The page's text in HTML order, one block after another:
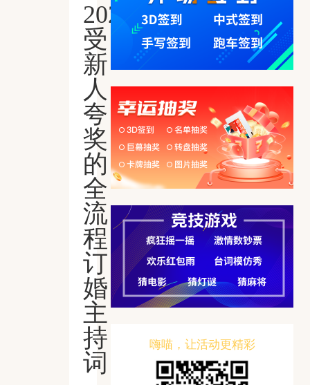
2024
受
新
人
夸
奖
的
全
流
程
订
婚
主
持
词
嗨喵，让活动更精彩